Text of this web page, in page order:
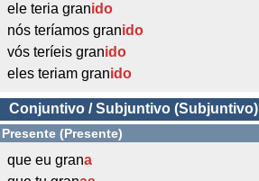
ele teria granido
nós teríamos granido
vós teríeis granido
eles teriam granido
Conjuntivo / Subjuntivo (Subjuntivo)
Presente (Presente)
que eu grana